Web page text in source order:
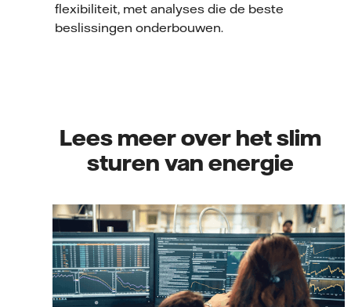
flexibiliteit, met analyses die de beste
beslissingen onderbouwen.
Lees meer over het slim
sturen van energie